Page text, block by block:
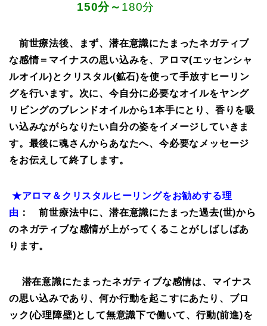
150分～ 180分
前世療法後、まず、潜在意識にたまったネガティブ
な感情＝マイナスの思い込みを、アロマ(エッセンシャ
ルオイル)とクリスタル(鉱石)を使って手放すヒーリン
グを行います。次に、今自分に必要なオイルをヤング
リビングのブレンドオイルから1本手にとり、香りを吸
い込みながらなりたい自分の姿をイメージしていきま
す。最後に魂さんからあなたへ、今必要なメッセージ
をお伝えして終了します。
★アロマ＆クリスタルヒーリングをお勧めする理
由 ： 前世療法中に、潜在意識にたまった過去(世)から
のネガティブな感情が上がってくることがしばしばあ
ります。
潜在意識にたまったネガティブな感情は、マイナス
の思い込みであり、何か行動を起こすにあたり、ブロ
ック(心理障壁)として無意識下で働いて、行動(前進)を